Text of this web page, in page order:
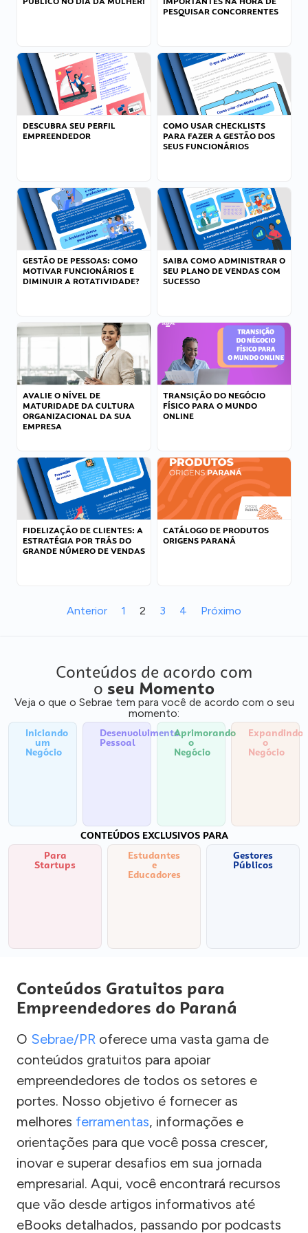
PESQUISAR CONCORRENTES
DESCUBRA SEU PERFIL
EMPREENDEDOR
COMO USAR CHECKLISTS
PARA FAZER A GESTÃO DOS
SEUS FUNCIONÁRIOS
GESTÃO DE PESSOAS: COMO
MOTIVAR FUNCIONÁRIOS E
DIMINUIR A ROTATIVIDADE?
SAIBA COMO ADMINISTRAR O
SEU PLANO DE VENDAS COM
SUCESSO
AVALIE O NÍVEL DE
MATURIDADE DA CULTURA
ORGANIZACIONAL DA SUA
EMPRESA
TRANSIÇÃO DO NEGÓCIO
FÍSICO PARA O MUNDO
ONLINE
FIDELIZAÇÃO DE CLIENTES: A
ESTRATÉGIA POR TRÁS DO
GRANDE NÚMERO DE VENDAS
CATÁLOGO DE PRODUTOS
ORIGENS PARANÁ
Anterior 1 2 3 4 Próximo
Conteúdos de acordo com
o seu Momento
Veja o que o Sebrae tem para você de acordo com o seu
momento:
Iniciando
um
Negócio
Desenvolvimento
Pessoal
Aprimorando
o
Negócio
Expandindo
o
Negócio
CONTEÚDOS EXCLUSIVOS PARA
Para
Startups
Estudantes
e
Educadores
Gestores
Públicos
Conteúdos Gratuitos para
Empreendedores do Paraná
O Sebrae/PR oferece uma vasta gama de
conteúdos gratuitos para apoiar
empreendedores de todos os setores e
portes. Nosso objetivo é fornecer as
melhores ferramentas, informações e
orientações para que você possa crescer,
inovar e superar desafios em sua jornada
empresarial. Aqui, você encontrará recursos
que vão desde artigos informativos até
eBooks detalhados, passando por podcasts